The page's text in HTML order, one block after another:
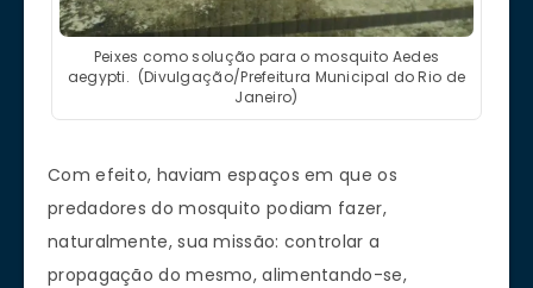
Peixes como solução para o mosquito Aedes
aegypti. (Divulgação/Prefeitura Municipal do Rio de
Janeiro)
Com efeito, haviam espaços em que os
predadores do mosquito podiam fazer,
naturalmente, sua missão: controlar a
propagação do mesmo, alimentando-se,